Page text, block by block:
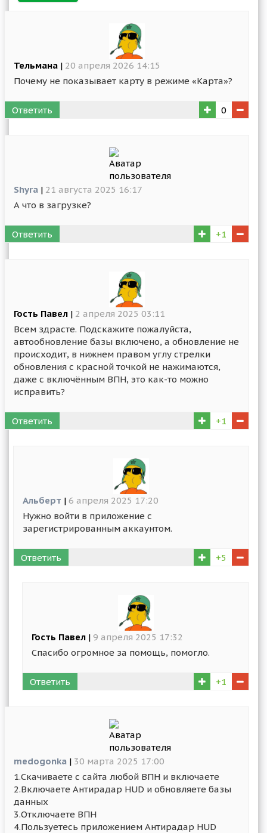
Тельмана | 20 апреля 2026 14:15
Почему не показывает карту в режиме «Карта»?
Ответить 0
Shyra | 21 августа 2025 16:17
А что в загрузке?
Ответить +1
Гость Павел | 2 апреля 2025 03:11
Всем здрасте. Подскажите пожалуйста,
автообновление базы включено, а обновление не
происходит, в нижнем правом углу стрелки
обновления с красной точкой не нажимаются,
даже с включённым ВПН, это как-то можно
исправить?
Ответить +1
Альберт | 6 апреля 2025 17:20
Нужно войти в приложение с
зарегистрированным аккаунтом.
Ответить +5
Гость Павел | 9 апреля 2025 17:32
Спасибо огромное за помощь, помогло.
Ответить +1
medogonka | 30 марта 2025 17:00
1.Скачиваете с сайта любой ВПН и включаете
2.Включаете Антирадар HUD и обновляете базы
данных
3.Отключаете ВПН
4.Пользуетесь приложением Антирадар HUD